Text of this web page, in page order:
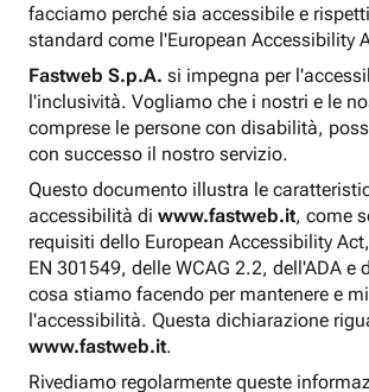
facciamo perché sia accessibile e
standard come l'European Accessibility
Fastweb S.p.A. si impegna per
l'inclusività. Vogliamo che i nostri e le
comprese le persone con disabilità,
con successo il nostro servizio.
Questo documento illustra le
accessibilità di www.fastweb.it, come
requisiti dello European Accessibility
EN 301549, delle WCAG 2.2, dell'ADA e
cosa stiamo facendo per mantenere e
l'accessibilità. Questa dichiarazione
www.fastweb.it.
Rivediamo regolarmente queste